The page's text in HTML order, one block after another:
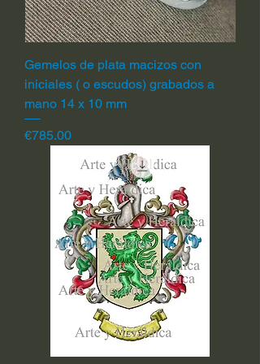
Gemelos de plata macizos con
iniciales ( o escudos) grabados a
mano 14 x 10 mm
Price
€785.00